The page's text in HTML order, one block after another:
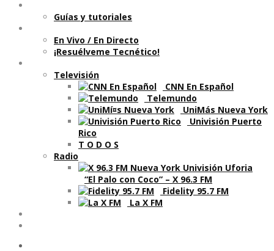
Guí­as y tutoriales
En Vivo / En Directo
¡Resuélveme Tecnético!
Televisión
CNN En Español
Telemundo
UniMás Nueva York
Univisión Puerto
Rico
T O D O S
Radio
“El Palo con Coco” – X 96.3 FM
Fidelity 95.7 FM
La X FM